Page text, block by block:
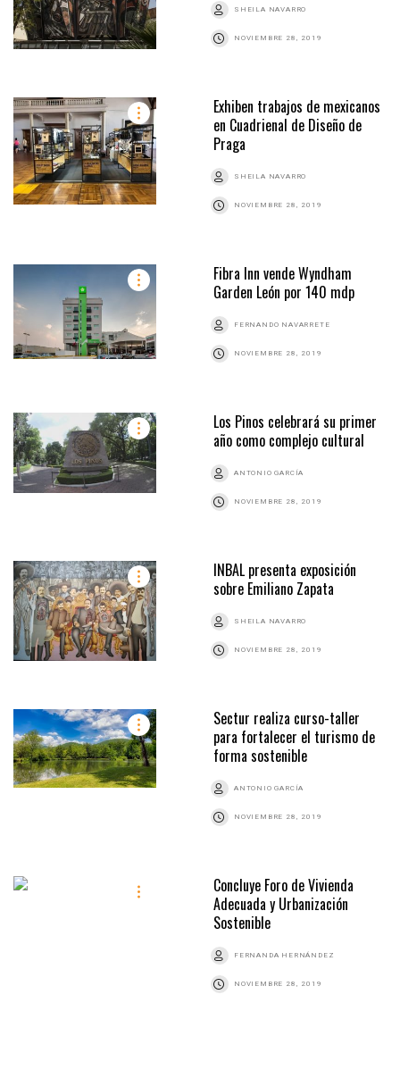
SHEILA NAVARRO
NOVIEMBRE 28, 2019
Exhiben trabajos de mexicanos
en Cuadrienal de Diseño de
Praga
SHEILA NAVARRO
NOVIEMBRE 28, 2019
Fibra Inn vende Wyndham
Garden León por 140 mdp
FERNANDO NAVARRETE
NOVIEMBRE 28, 2019
Los Pinos celebrará su primer
año como complejo cultural
ANTONIO GARCÍA
NOVIEMBRE 28, 2019
INBAL presenta exposición
sobre Emiliano Zapata
SHEILA NAVARRO
NOVIEMBRE 28, 2019
Sectur realiza curso-taller
para fortalecer el turismo de
forma sostenible
ANTONIO GARCÍA
NOVIEMBRE 28, 2019
Concluye Foro de Vivienda
Adecuada y Urbanización
Sostenible
FERNANDA HERNÁNDEZ
NOVIEMBRE 28, 2019